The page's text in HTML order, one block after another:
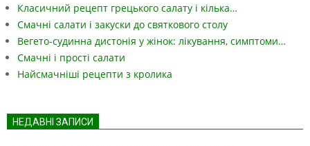
Класичний рецепт грецького салату і кілька…
Смачні салати і закуски до святкового столу
Вегето-судинна дистонія у жінок: лікування, симптоми…
Смачні і прості салати
Найсмачніші рецепти з кролика
НЕДАВНІ ЗАПИСИ